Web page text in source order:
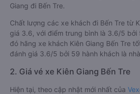
Giang đi Bến Tre.
Chất lượng các xe khách đi Bến Tre từ
giá 3.6, với điểm trung bình là 3.6/5 bởi
đó hãng xe khách Kiên Giang Bến Tre
đánh giá 3.6/5 bởi 59 hành khách là
2. Giá vé xe Kiên Giang Bến Tre
Hiện tại, theo cập nhật mới nhất của